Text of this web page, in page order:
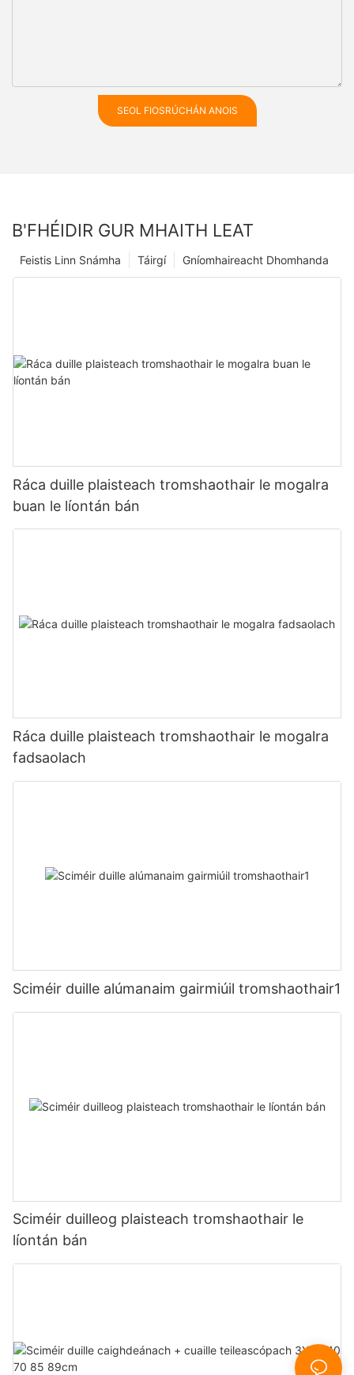
SEOL FIOSRÚCHÁN ANOIS
B'FHÉIDIR GUR MHAITH LEAT
Gníomhaireacht Dhomhanda
Táirgí
Feistis Linn Snámha
Ráca duille plaisteach tromshaothair le mogalra
buan le líontán bán
Ráca duille plaisteach tromshaothair le mogalra
fadsaolach
Sciméir duille alúmanaim gairmiúil tromshaothair1
Sciméir duilleog plaisteach tromshaothair le
líontán bán